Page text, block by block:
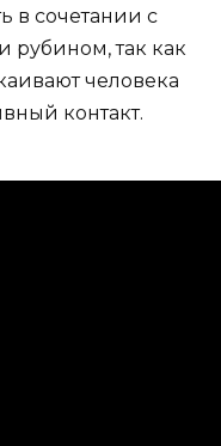
в сочетании с
рубином, так как
человека
контакт.